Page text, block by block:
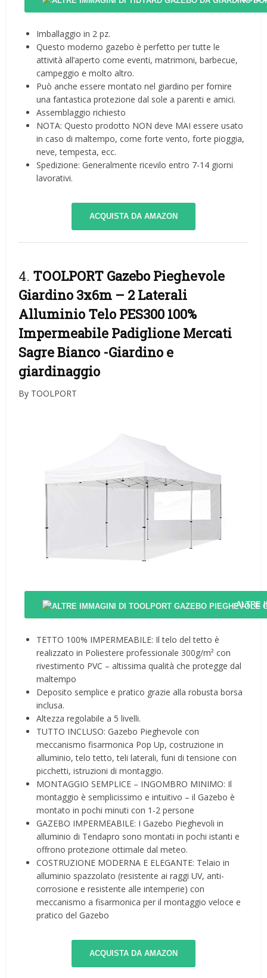
Imballaggio in 2 pz.
Questo moderno gazebo è perfetto per tutte le
attività all’aperto come eventi, matrimoni, barbecue,
campeggio e molto altro.
Può anche essere montato nel giardino per fornire
una fantastica protezione dal sole a parenti e amici.
Assemblaggio richiesto
NOTA: Questo prodotto NON deve MAI essere usato
in caso di maltempo, come forte vento, forte pioggia,
neve, tempesta, ecc.
Spedizione: Generalmente ricevilo entro 7-14 giorni
lavorativi.
ACQUISTA DA AMAZON
4. TOOLPORT Gazebo Pieghevole
Giardino 3x6m – 2 Laterali
Alluminio Telo PES300 100%
Impermeabile Padiglione Mercati
Sagre Bianco -Giardino e
giardinaggio
By TOOLPORT
ALTRE
TETTO 100% IMPERMEABILE: Il telo del tetto è
realizzato in Poliestere professionale 300g/m² con
rivestimento PVC – altissima qualità che protegge dal
maltempo
Deposito semplice e pratico grazie alla robusta borsa
inclusa.
Altezza regolabile a 5 livelli.
TUTTO INCLUSO: Gazebo Pieghevole con
meccanismo fisarmonica Pop Up, costruzione in
alluminio, telo tetto, teli laterali, funi di tensione con
picchetti, istruzioni di montaggio.
MONTAGGIO SEMPLICE – INGOMBRO MINIMO: Il
montaggio è semplicissimo e intuitivo – il Gazebo è
montato in pochi minuti con 1-2 persone
GAZEBO IMPERMEABILE: I Gazebo Pieghevoli in
alluminio di Tendapro sono montati in pochi istanti e
offrono protezione ottimale dal meteo.
COSTRUZIONE MODERNA E ELEGANTE: Telaio in
alluminio spazzolato (resistente ai raggi UV, anti-
corrosione e resistente alle intemperie) con
meccanismo a fisarmonica per il montaggio veloce e
pratico del Gazebo
ACQUISTA DA AMAZON